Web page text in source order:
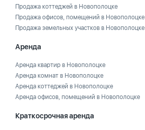
Продажа коттеджей в Новополоцке
Продажа офисов, помещений в Новополоцке
Продажа земельных участков в Новополоцке
Аренда
Аренда квартир в Новополоцке
Аренда комнат в Новополоцке
Аренда коттеджей в Новополоцке
Аренда офисов, помещений в Новополоцке
Краткосрочная аренда